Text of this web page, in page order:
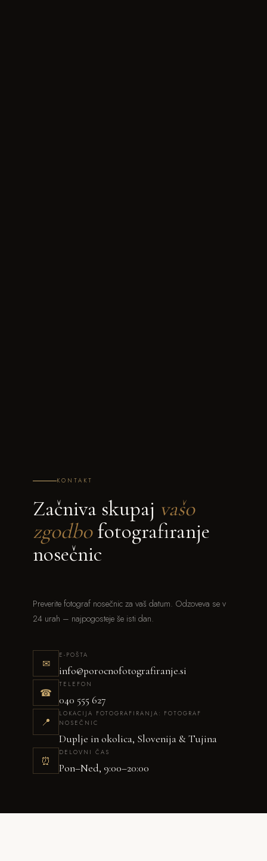
KONTAKT
Začniva skupaj vašo
zgodbofotografiranje
nosečnic
Preverite fotograf nosečnic za vaš datum. Odzoveva se v
24 urah – najpogosteje še isti dan.
✉
E-POŠTA
info@porocnofotografiranje.si
☎
TELEFON
040 555 627
📍
LOKACIJA FOTOGRAFIRANJA: FOTOGRAF
NOSEČNIC
Duplje in okolica, Slovenija & Tujina
⏰
DELOVNI ČAS
Pon–Ned, 9:00–20:00